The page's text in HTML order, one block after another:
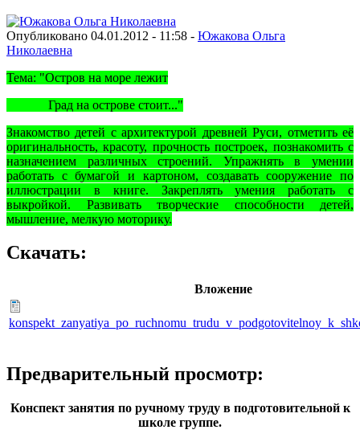
Опубликовано 04.01.2012 - 11:58 - Южакова Ольга
Николаевна
Тема: "Остров на море лежит
Град на острове стоит..."
Знакомство детей с архитектурой древней Руси, отметить её
оригинальность, красоту, прочность построек, познакомить с
назначением различных строений. Упражнять в умении
работать с бумагой и картоном, создавать сооружение по
иллюстрации в книге. Закреплять умения работать с
выкройкой. Развивать творческие способности детей,
мышление, мелкую моторику.
Скачать:
Вложение
Предварительный просмотр:
Конспект занятия по ручному труду в подготовительной к
школе группе.